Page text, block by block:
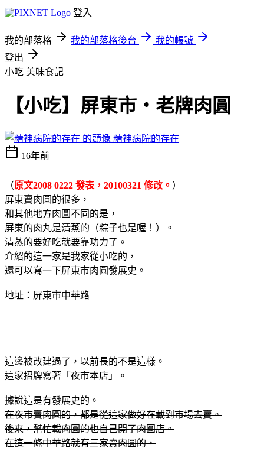
登入
我的部落格 我的部落格後台
我的帳號
登出
小吃 美味食記
【小吃】屏東市‧老牌肉圓
精神病院的存在
16年前
（原文2008 0222 發表，20100321 修改。 ）
屏東賣肉圓 的很多，
和其他地方肉圓 不同的是，
屏東的肉丸是清蒸的（粽子也是喔！）。
清蒸的要好吃就要靠功力了。
介紹的這一家是我家從小吃的，
還可以寫一下屏東市肉圓發展史。
地址：屏東市中華路
這邊被改建過了，以前長的不是這樣。
這家招牌寫著「夜市本店」。
據說這是有發展史的。
在夜市賣肉圓的，都是從這家做好在載到市場去賣。
後來，幫忙載肉圓的也自己開了肉圓店。
在這一條中華路就有三家賣肉圓的，